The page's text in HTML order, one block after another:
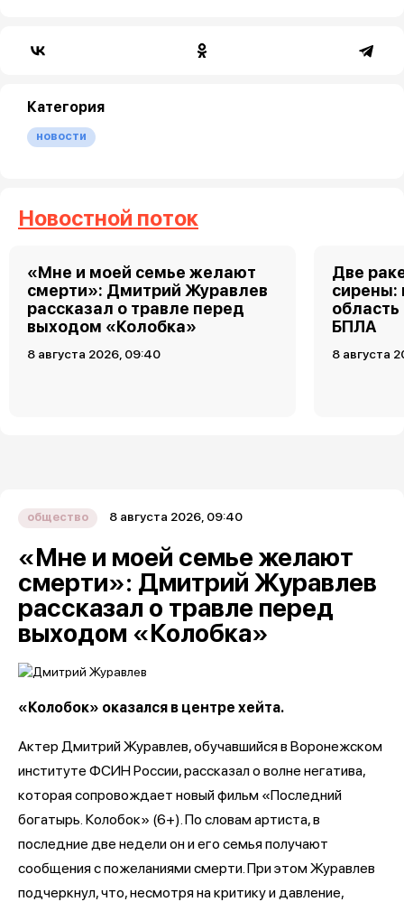
Категория
новости
Новостной поток
«Мне и моей семье желают
смерти»: Дмитрий Журавлев
рассказал о травле перед
выходом «Колобка»
8 августа 2026, 09:40
Две
сирены:
БПЛА
8 августа
общество 8 августа 2026, 09:40
«Мне и моей семье желают
смерти»: Дмитрий Журавлев
рассказал о травле перед
выходом «Колобка»
«Колобок» оказался в центре хейта.
Актер Дмитрий Журавлев, обучавшийся в Воронежском
институте ФСИН России, рассказал о волне негатива,
которая сопровождает новый фильм «Последний
богатырь. Колобок» (6+). По словам артиста, в
последние две недели он и его семья получают
сообщения с пожеланиями смерти. При этом Журавлев
подчеркнул, что, несмотря на критику и давление,